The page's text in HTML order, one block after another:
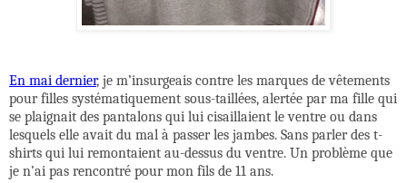
En mai dernier, je m’insurgeais contre les marques de vêtements
pour filles systématiquement sous-taillées, alertée par ma fille qui
se plaignait des pantalons qui lui cisaillaient le ventre ou dans
lesquels elle avait du mal à passer les jambes. Sans parler des t-
shirts qui lui remontaient au-dessus du ventre. Un problème que
je n’ai pas rencontré pour mon fils de 11 ans.